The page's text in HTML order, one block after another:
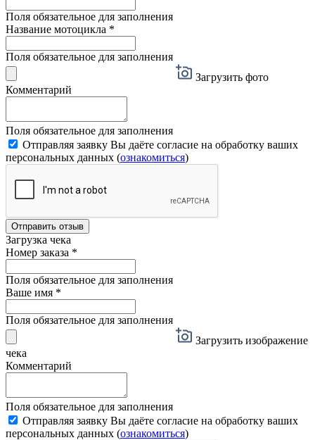
Поля обязательное для заполнения
Название мотоцикла *
Поля обязательное для заполнения
Загрузить фото
Комментарий
Поля обязательное для заполнения
Отправляя заявку Вы даёте согласие на обработку ваших
персональных данных (ознакомиться)
Отправить отзыв
Загрузка чека
Номер заказа *
Поля обязательное для заполнения
Ваше имя *
Поля обязательное для заполнения
Загрузить изображение
чека
Комментарий
Поля обязательное для заполнения
Отправляя заявку Вы даёте согласие на обработку ваших
персональных данных (ознакомиться)